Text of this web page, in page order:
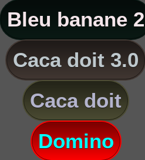
Bleu banane 2
Caca doit 3.0
Caca doit
Domino